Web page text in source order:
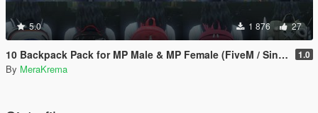
5.0 1 876 27
10 Backpack Pack for MP Male & MP Female (FiveM / Singleplayer) 1.0
By MeraKrema